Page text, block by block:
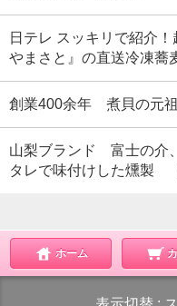
日テレ スッキリで紹介
やまさと』の直送冷凍蕎
創業400余年 煮貝の元
山梨ブランド 富士の介
タレで味付けした燻製
ホーム